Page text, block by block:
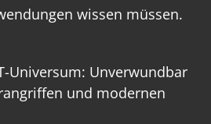
wissen müssen.
Universum: Unverwundbar
und modernen